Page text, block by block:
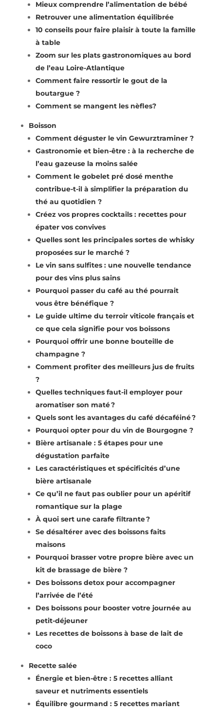
Mieux comprendre l’alimentation de bébé
Retrouver une alimentation équilibrée
10 conseils pour faire plaisir à toute la famille
à table
Zoom sur les plats gastronomiques au bord
de l’eau Loire-Atlantique
Comment faire ressortir le gout de la
boutargue ?
Comment se mangent les nèfles?
Boisson
Comment déguster le vin Gewurztraminer ?
Gastronomie et bien-être : à la recherche de
l’eau gazeuse la moins salée
Comment le gobelet pré dosé menthe
contribue-t-il à simplifier la préparation du
thé au quotidien ?
Créez vos propres cocktails : recettes pour
épater vos convives
Quelles sont les principales sortes de whisky
proposées sur le marché ?
Le vin sans sulfites : une nouvelle tendance
pour des vins plus sains
Pourquoi passer du café au thé pourrait
vous être bénéfique ?
Le guide ultime du terroir viticole français et
ce que cela signifie pour vos boissons
Pourquoi offrir une bonne bouteille de
champagne ?
Comment profiter des meilleurs jus de fruits
?
Quelles techniques faut-il employer pour
aromatiser son maté ?
Quels sont les avantages du café décaféiné ?
Pourquoi opter pour du vin de Bourgogne ?
Bière artisanale : 5 étapes pour une
dégustation parfaite
Les caractéristiques et spécificités d’une
bière artisanale
Ce qu’il ne faut pas oublier pour un apéritif
romantique sur la plage
À quoi sert une carafe filtrante ?
Se désaltérer avec des boissons faits
maisons
Pourquoi brasser votre propre bière avec un
kit de brassage de bière ?
Des boissons detox pour accompagner
l’arrivée de l’été
Des boissons pour booster votre journée au
petit-déjeuner
Les recettes de boissons à base de lait de
coco
Recette salée
Énergie et bien-être : 5 recettes alliant
saveur et nutriments essentiels
Équilibre gourmand : 5 recettes mariant